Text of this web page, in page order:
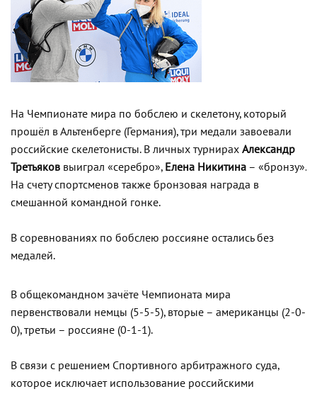
На Чемпионате мира по бобслею и скелетону, который
прошёл в Альтенберге (Германия), три медали завоевали
российские скелетонисты. В личных турнирах Александр
Третьяков выиграл «серебро», Елена Никитина – «бронзу».
На счету спортсменов также бронзовая награда в
смешанной командной гонке.
В соревнованиях по бобслею россияне остались без
медалей.
В общекомандном зачёте Чемпионата мира
первенствовали немцы (5-5-5), вторые – американцы (2-0-
0), третьи – россияне (0-1-1).
В связи с решением Спортивного арбитражного суда,
которое исключает использование российскими